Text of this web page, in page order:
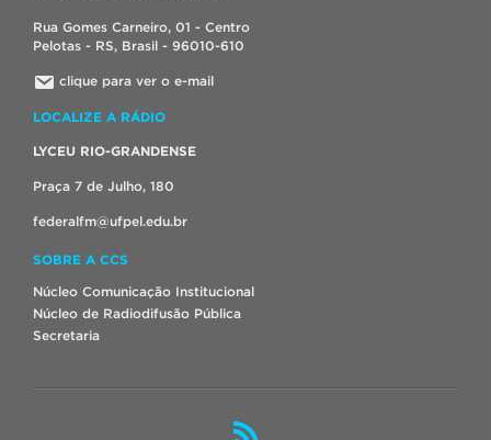
Rua Gomes Carneiro, 01 - Centro
Pelotas - RS, Brasil - 96010-610
clique para ver o e-mail
LOCALIZE A RÁDIO
LYCEU RIO-GRANDENSE
Praça 7 de Julho, 180
federalfm@ufpel.edu.br
SOBRE A CCS
Núcleo Comunicação Institucional
Núcleo de Radiodifusão Pública
Secretaria